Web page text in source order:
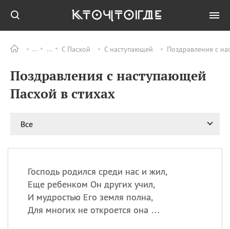
С Пасхой С наступающей Поздравления с
Поздравления с наступающей
Пасхой в стихах
Все
Господь родился среди нас и жил,
Еще ребенком Он других учил,
И мудростью Его земля полна,
Для многих не откроется она …
ПРАЗДНИКИ Все
08.08 День «Счастье
случается» (Happiness
великомученика
покровителя всех
врачей и целителя
больных
09.08
День книголюбов (Book